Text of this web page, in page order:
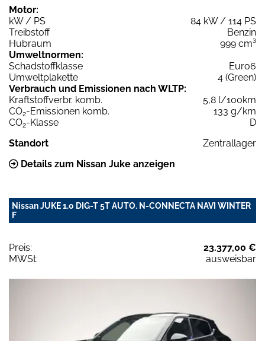
Motor:
kW / PS
84 kW / 114 PS
Treibstoff
Benzin
Hubraum
999 cm³
Umweltnormen:
Schadstoffklasse
Euro6
Umweltplakette
4 (Green)
Verbrauch und Emissionen nach WLTP:
Kraftstoffverbr. komb.
5,8 l/100km
CO2-Emissionen komb.
133 g/km
CO2-Klasse
D
Standort
Zentrallager
Details zum Nissan Juke anzeigen
Nissan JUKE 1.0 DIG-T 5T AUTO. N-CONNECTA NAVI WINTER
F
Preis:
23.377,00 €
MWSt:
ausweisbar